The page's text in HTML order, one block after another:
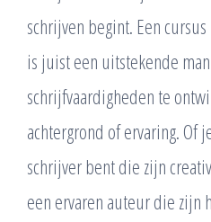
schrijven begint. Een
is juist een uitstekende
schrijfvaardigheden te
achtergrond of ervaring. Of
schrijver bent die zijn
een ervaren auteur die zijn